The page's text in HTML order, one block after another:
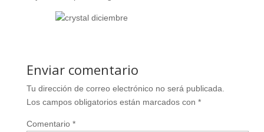
Enviar comentario
Tu dirección de correo electrónico no será publicada.
Los campos obligatorios están marcados con *
Comentario *